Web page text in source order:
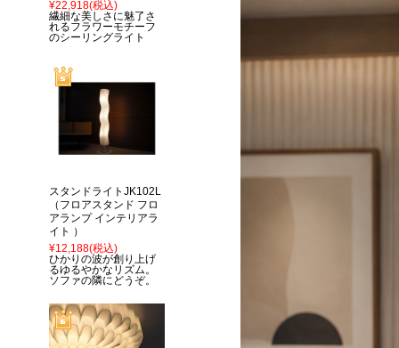
¥22,918(税込)
繊細な美しさに魅了さ
れるフラワーモチーフ
のシーリングライト
スタンドライトJK102L
（フロアスタンド フロ
アランプ インテリアラ
イト ）
¥12,188(税込)
ひかりの波が創り上げ
るゆるやかなリズム。
ソファの隣にどうぞ。